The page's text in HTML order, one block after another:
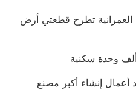
تطرح قطعتي أرض
أعمال إنشاء أكبر مصنع